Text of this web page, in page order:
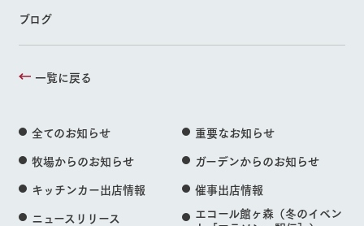
ブログ
一覧に戻る
全てのお知らせ
重要なお知らせ
牧場からのお知らせ
ガーデンからのお知らせ
キッチンカー出店情報
催事出店情報
ニュースリリース
エコール館ヶ森（冬のイベン